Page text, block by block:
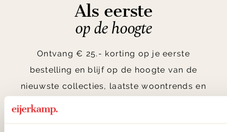
Als eerste
op de hoogte
Ontvang € 25.- korting op je eerste
bestelling en blijf op de hoogte van de
nieuwste collecties, laatste woontrends en